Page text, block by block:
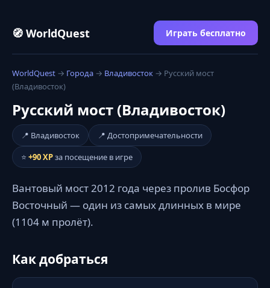
🧭 WorldQuest Играть бесплатно
WorldQuest → Города → Владивосток → Русский мост
(Владивосток)
Русский мост (Владивосток)
📍 Владивосток
📍 Достопримечательности
⭐ +90 XPза посещение в игре
Вантовый мост 2012 года через пролив Босфор
Восточный — один из самых длинных в мире
(1104 м пролёт).
Как добраться